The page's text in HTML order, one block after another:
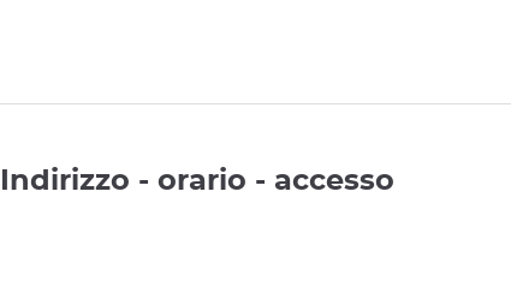
Indirizzo - orario - accesso